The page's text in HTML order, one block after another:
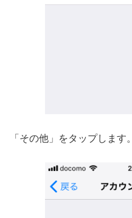
「その他」をタップします。